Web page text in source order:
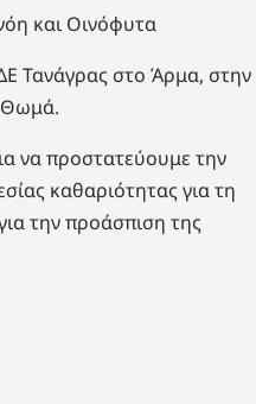
και Οινόφυτα
Τανάγρας στο Άρμα, στην
Θωμά.
να προστατεύουμε την
καθαριότητας για τη
την προάσπιση της